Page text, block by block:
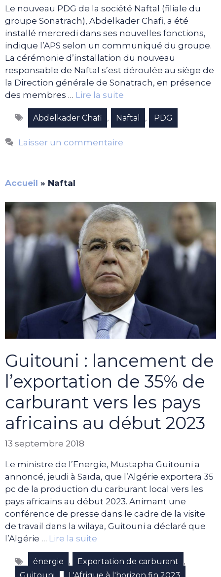
Le nouveau PDG de la société Naftal (filiale du
groupe Sonatrach), Abdelkader Chafi, a été
installé mercredi dans ses nouvelles fonctions,
indique l’APS selon un communiqué du groupe.
La cérémonie d’installation du nouveau
responsable de Naftal s’est déroulée au siège de
la Direction générale de Sonatrach, en présence
des membres … Lire la suite
Étiquettes
Abdelkader Chafi , Naftal , PDG
Laisser un commentaire
Accueil » Naftal
Guitouni : lancement de
l’exportation de 35% de
carburant vers les pays
africains au début 2023
13 septembre 2018
Le ministre de l’Energie, Mustapha Guitouni a
annoncé, jeudi à Saïda, que l’Algérie exportera 35
pc de la production du carburant local vers les
pays africains au début 2023. Animant une
conférence de presse dans le cadre de la visite
de travail dans la wilaya, Guitouni a déclaré que
l’Algérie … Lire la suite
Étiquettes
énergie , Exportation de carburant ,